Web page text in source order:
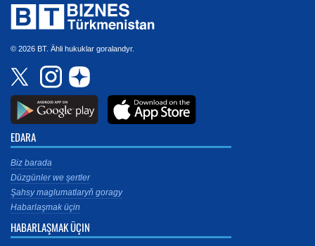
© 2026 BT. Ähli hukuklar goralandyr.
EDARA
Biz barada
Düzgünler we şertler
Şahsy maglumatlaryň goragy
Habarlaşmak üçin
HABARLAŞMAK ÜÇIN